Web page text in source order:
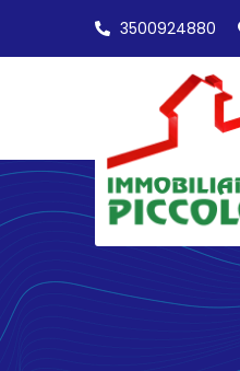
3500924880